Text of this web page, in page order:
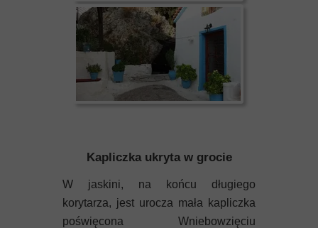
Kapliczka ukryta w grocie
W jaskini, na końcu długiego
korytarza, jest urocza mała kapliczka
poświęcona Wniebowzięciu